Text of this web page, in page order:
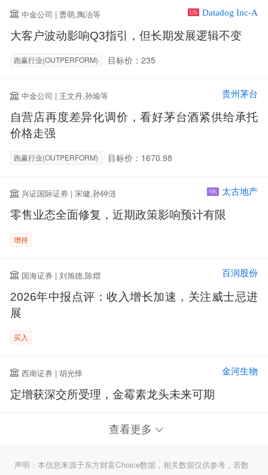
中金公司 | 曹萌,陶冶等 US Datadog Inc-A
大客户波动影响Q3指引，但长期发展逻辑不变
跑赢行业(OUTPERFORM) 目标价：235
中金公司 | 王文丹,孙瑜等 贵州茅台
自营店再度差异化调价，看好茅台酒紧供给承托
价格走强
跑赢行业(OUTPERFORM) 目标价：1670.98
兴证国际证券 | 宋健,孙钟涟 HK 太古地产
零售业态全面修复，近期政策影响预计有限
增持
国海证券 | 刘旭德,陈熠 百润股份
2026年中报点评：收入增长加速，关注威士忌进
展
买入
西南证券 | 胡光怿 金河生物
定增获深交所受理，金霉素龙头未来可期
查看更多
声明：本信息来源于东方财富Choice数据，相关数据仅供参考，若数